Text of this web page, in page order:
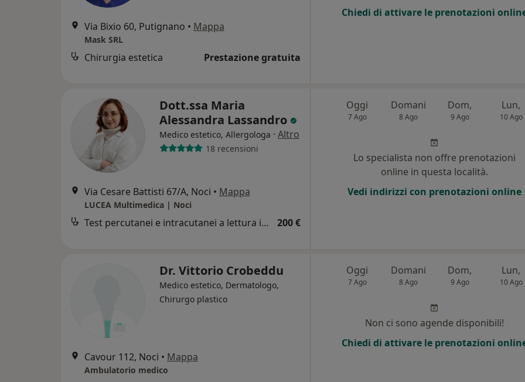
Via Bixio 60, Putignano • Mappa
Mask SRL
Chirurgia estetica Prestazione gratuita
Chiedi di attivare le prenotazioni
Dott.ssa Maria
Alessandra Lassandro
Medico estetico, Allergologa · Altro
18 recensioni
Via Cesare Battisti 67/A, Noci • Mappa
LUCEA Multimedica | Noci
Test percutanei e intracutanei a lettura immediata 200 €
Oggi
7 Ago
Domani
8 Ago
Dom,
9 Ago
Lun,
10 Ago
Lo specialista non offre prenotazioni
online in questa località.
Vedi indirizzi con prenotazioni online
Dr. Vittorio Crobeddu
Medico estetico, Dermatologo,
Chirurgo plastico
Cavour 112, Noci • Mappa
Ambulatorio medico
Oggi
7 Ago
Domani
8 Ago
Dom,
9 Ago
Lun,
10 Ago
Non ci sono agende disponibili!
Chiedi di attivare le prenotazioni